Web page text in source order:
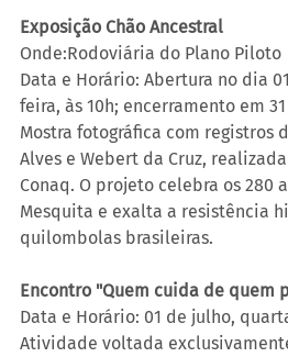
Exposição Chão Ancestral
Onde:Rodoviária do Plano Piloto
Data e Horário: Abertura no dia
feira, às 10h; encerramento em
Mostra fotográfica com registros
Alves e Webert da Cruz,
Conaq. O projeto celebra os 280
Mesquita e exalta a resistência
quilombolas brasileiras.
Encontro "Quem cuida de quem
Data e Horário: 01 de julho,
Atividade voltada